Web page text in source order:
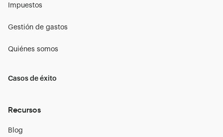
Impuestos
Gestión de gastos
Quiénes somos
Casos de éxito
Recursos
Blog